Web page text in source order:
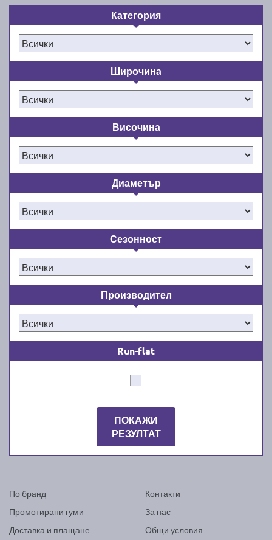
Категория
Широчина
Височина
Диаметър
Сезонност
Производител
Run-flat
ПОКАЖИ
РЕЗУЛТАТ
По бранд
Промотирани гуми
Доставка и плащане
Контакти
За нас
Общи условия